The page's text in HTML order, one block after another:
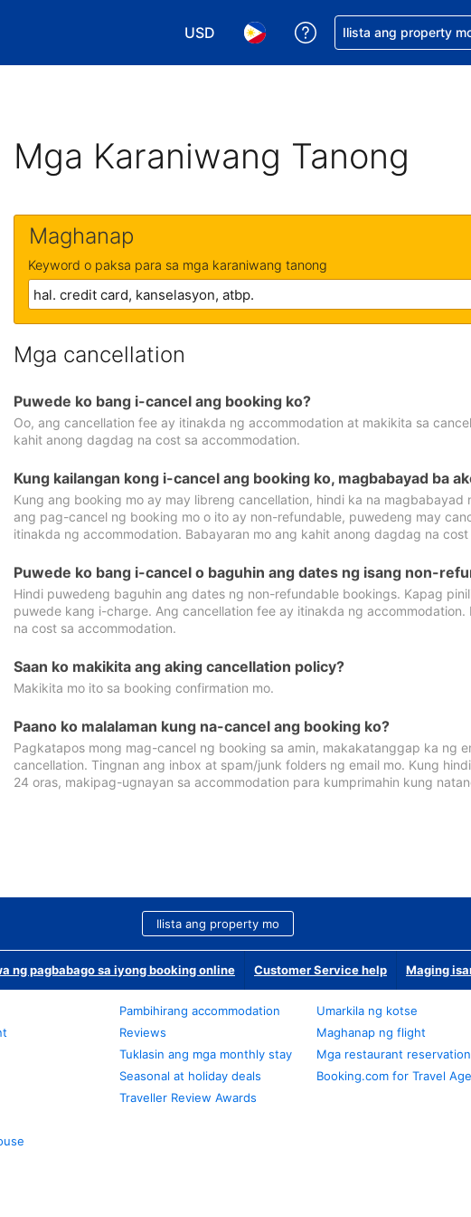
USD
Pumili ng currency mo. USD ang
Pumili ng wika mo. Filipino ang
Makakuha ng tulong
Ilista ang property
Mga Karaniwang Tanong
Maghanap
Keyword o paksa para sa mga karaniwang tanong
Mga cancellation
Puwede ko bang i-cancel ang booking ko?
Oo, ang cancellation fee ay itinakda ng accommodation at makikita sa
kahit anong dagdag na cost sa accommodation.
Kung kailangan kong i-cancel ang booking ko, magbabayad ba
Kung ang booking mo ay may libreng cancellation, hindi ka na magbabayad
ang pag-cancel ng booking mo o ito ay non-refundable, puwedeng may
itinakda ng accommodation. Babayaran mo ang kahit anong dagdag na
Puwede ko bang i-cancel o baguhin ang dates ng isang non-
Hindi puwedeng baguhin ang dates ng non-refundable bookings. Kapag
puwede kang i-charge. Ang cancellation fee ay itinakda ng
na cost sa accommodation.
Saan ko makikita ang aking cancellation policy?
Makikita mo ito sa booking confirmation mo.
Paano ko malalaman kung na-cancel ang booking ko?
Pagkatapos mong mag-cancel ng booking sa amin, makakatanggap ka ng
cancellation. Tingnan ang inbox at spam/junk folders ng email mo. Kung
24 oras, makipag-ugnayan sa accommodation para kumprimahin kung
Ilista ang property mo
ng pagbabago sa iyong booking online Customer Service help Maging
Pambihirang accommodation
Reviews
Tuklasin ang mga monthly stay
Seasonal at holiday deals
Traveller Review Awards
Umarkila ng kotse
Maghanap ng flight
Mga restaurant reservation
Booking.com for Travel